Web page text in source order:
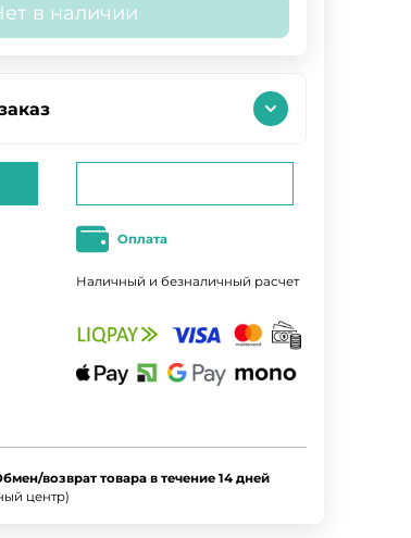
в наличии
Оплата
Наличный и безналичный расчет
возврат товара в течение 14 дней
центр)